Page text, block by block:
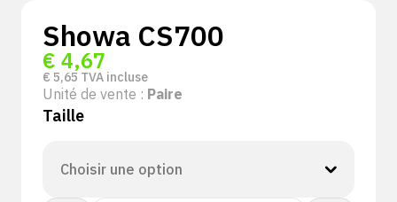
Showa CS700
€ 4,67
€ 5,65 TVA incluse
Unité de vente : Paire
Taille